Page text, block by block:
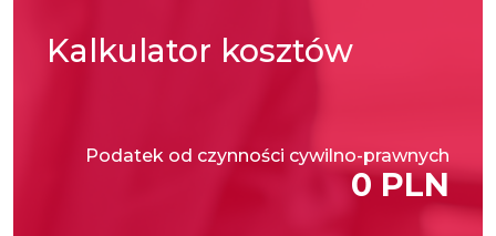
Kalkulator kosztów
Podatek od czynności cywilno-prawnych
0 PLN